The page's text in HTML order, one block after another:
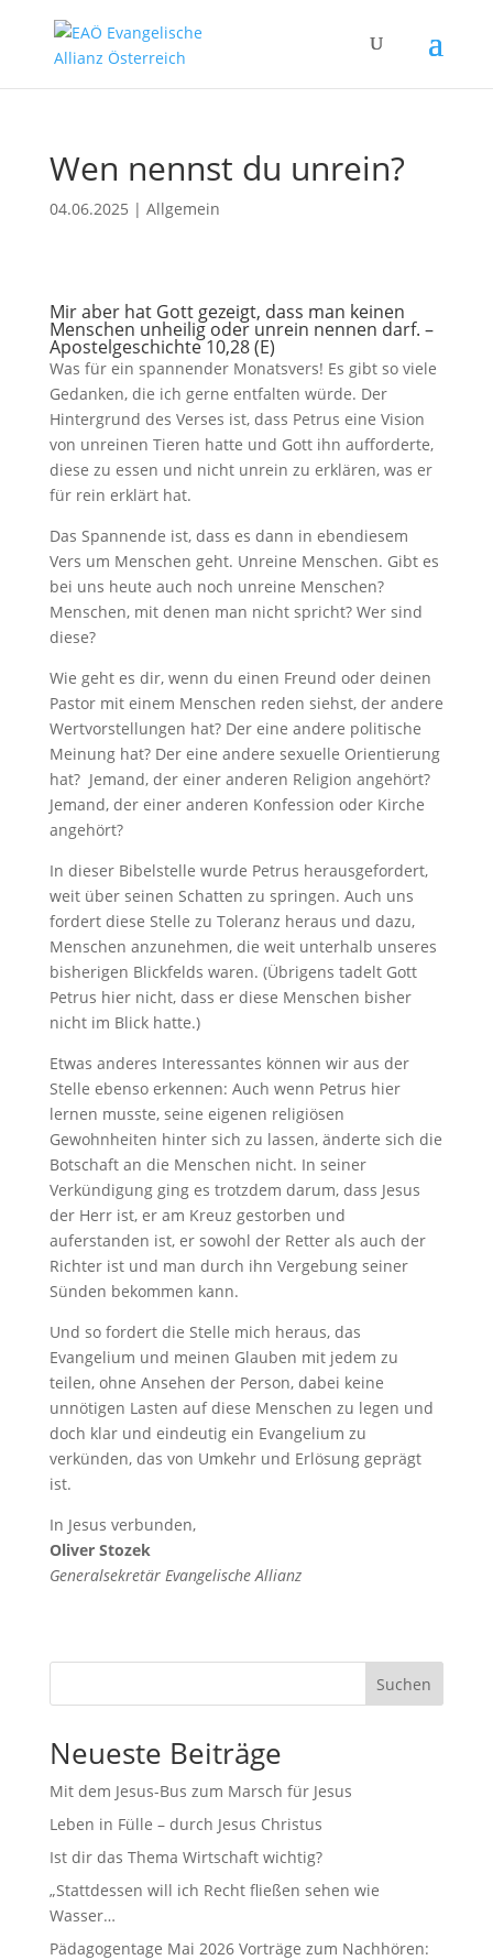
Wen nennst du unrein?
04.06.2025 | Allgemein
Mir aber hat Gott gezeigt, dass man keinen
Menschen unheilig oder unrein nennen darf. –
Apostelgeschichte 10,28 (E)
Was für ein spannender Monatsvers! Es gibt so viele
Gedanken, die ich gerne entfalten würde. Der
Hintergrund des Verses ist, dass Petrus eine Vision
von unreinen Tieren hatte und Gott ihn aufforderte,
diese zu essen und nicht unrein zu erklären, was er
für rein erklärt hat.
Das Spannende ist, dass es dann in ebendiesem
Vers um Menschen geht. Unreine Menschen. Gibt es
bei uns heute auch noch unreine Menschen?
Menschen, mit denen man nicht spricht? Wer sind
diese?
Wie geht es dir, wenn du einen Freund oder deinen
Pastor mit einem Menschen reden siehst, der andere
Wertvorstellungen hat? Der eine andere politische
Meinung hat? Der eine andere sexuelle Orientierung
hat? Jemand, der einer anderen Religion angehört?
Jemand, der einer anderen Konfession oder Kirche
angehört?
In dieser Bibelstelle wurde Petrus herausgefordert,
weit über seinen Schatten zu springen. Auch uns
fordert diese Stelle zu Toleranz heraus und dazu,
Menschen anzunehmen, die weit unterhalb unseres
bisherigen Blickfelds waren. (Übrigens tadelt Gott
Petrus hier nicht, dass er diese Menschen bisher
nicht im Blick hatte.)
Etwas anderes Interessantes können wir aus der
Stelle ebenso erkennen: Auch wenn Petrus hier
lernen musste, seine eigenen religiösen
Gewohnheiten hinter sich zu lassen, änderte sich die
Botschaft an die Menschen nicht. In seiner
Verkündigung ging es trotzdem darum, dass Jesus
der Herr ist, er am Kreuz gestorben und
auferstanden ist, er sowohl der Retter als auch der
Richter ist und man durch ihn Vergebung seiner
Sünden bekommen kann.
Und so fordert die Stelle mich heraus, das
Evangelium und meinen Glauben mit jedem zu
teilen, ohne Ansehen der Person, dabei keine
unnötigen Lasten auf diese Menschen zu legen und
doch klar und eindeutig ein Evangelium zu
verkünden, das von Umkehr und Erlösung geprägt
ist.
In Jesus verbunden,
Oliver Stozek
Generalsekretär Evangelische Allianz
Suchen
Neueste Beiträge
Mit dem Jesus-Bus zum Marsch für Jesus
Leben in Fülle – durch Jesus Christus
Ist dir das Thema Wirtschaft wichtig?
„Stattdessen will ich Recht fließen sehen wie
Wasser…
Pädagogentage Mai 2026 Vorträge zum Nachhören: